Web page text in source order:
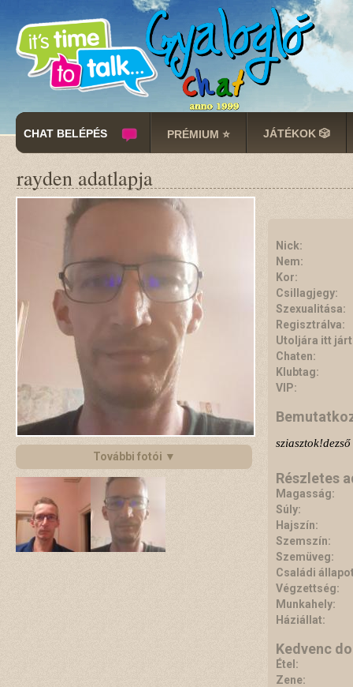
CHAT BELÉPÉS PRÉMIUM ⭐ JÁTÉKOK 🎲
rayden adatlapja
További fotói ▼
Nick:
Nem:
Kor:
Csillagjegy:
Szexualitása:
Regisztrálva:
Utoljára itt
Chaten:
Klubtag:
VIP:
Részletes
Magasság:
Súly:
Hajszín:
Szemszín:
Szemüveg:
Családi
Végzettség:
Munkahely:
Háziállat:
Kedvenc
Étel:
Zene: